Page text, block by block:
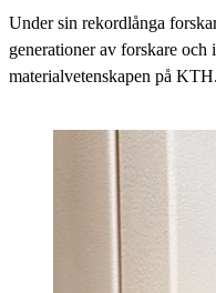
Under sin rekordlånga
generationer av forskare
materialvetenskapen på KTH.